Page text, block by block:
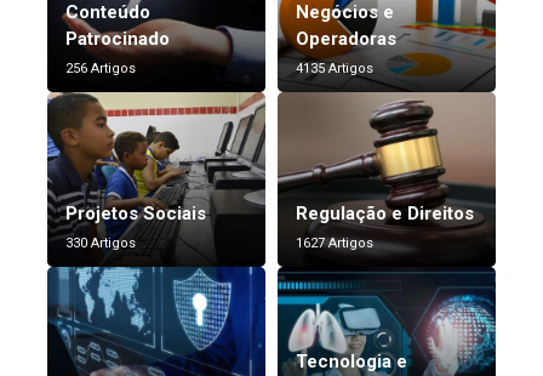
Conteúdo
Patrocinado
256 Artigos
Negócios e
Operadoras
4135 Artigos
Projetos Sociais
330 Artigos
Regulação e Direitos
1627 Artigos
Tecnologia e